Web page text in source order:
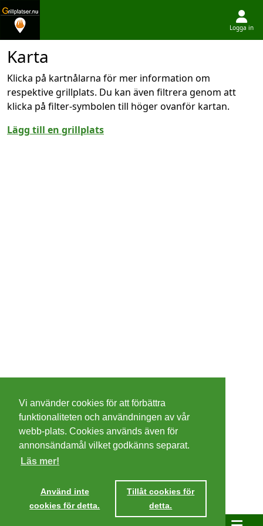
Logga in
Karta
Klicka på kartnålarna för mer information om
respektive grillplats. Du kan även filtrera genom att
klicka på filter-symbolen till höger ovanför kartan.
Lägg till en grillplats
Cookies
Integritetspolicy
Villkor
Vi använder cookies för att förbättra
funktionaliteten och användningen av vår
webb-plats. Cookies används även för
annonsändamål vilket godkänns separat.
Läs mer!
Använd inte
cookies för detta.
Tillåt cookies för
detta.